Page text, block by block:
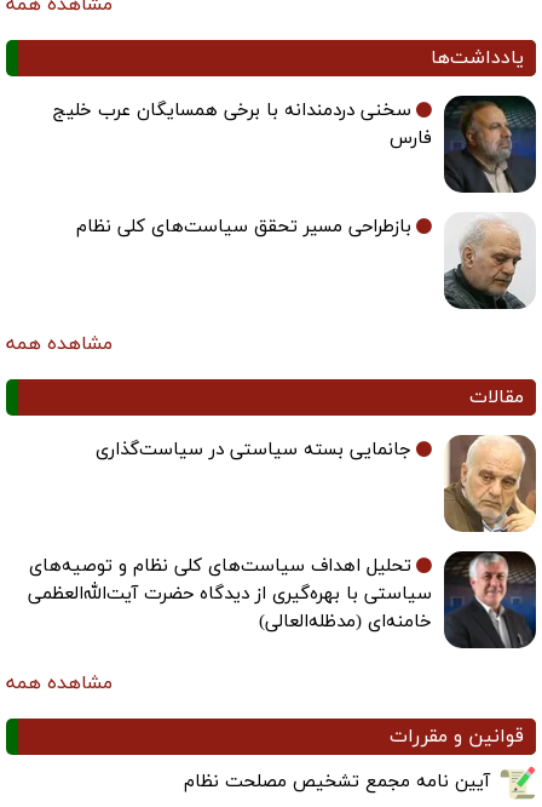
مشاهده همه
یادداشت‌ها
سخنی دردمندانه با برخی همسایگان عرب خلیج
فارس
بازطراحی مسیر تحقق سیاست‌های کلی نظام
مشاهده همه
مقالات
جانمایی بسته سیاستی در سیاست‌گذاری
تحلیل اهداف سیاست‌های کلی نظام و توصیه‌های
سیاستی با بهره‌گیری از دیدگاه حضرت آیت‌الله‌العظمی
خامنه‌ای (مدظله‌العالی)
مشاهده همه
قوانین و مقررات
آیین نامه مجمع تشخیص مصلحت نظام